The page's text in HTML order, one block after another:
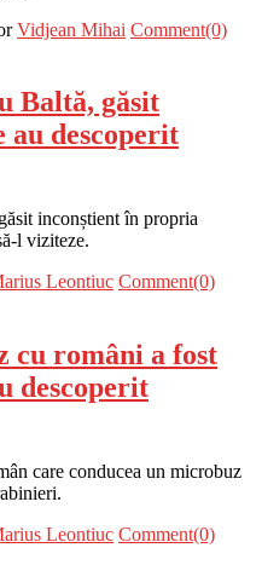
Vidjean Mihai Comment(0)
Baltă, găsit
au descoperit
inconștient în propria
l viziteze.
Leontiuc Comment(0)
cu români a fost
descoperit
care conducea un microbuz
Leontiuc Comment(0)